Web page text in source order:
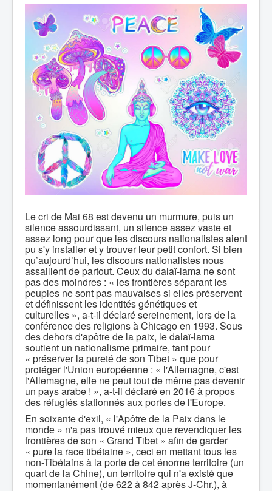
Le cri de Mai 68 est devenu un murmure, puis un
silence assourdissant, un silence assez vaste et
assez long pour que les discours nationalistes aient
pu s'y installer et y trouver leur petit confort. Si bien
qu’aujourd’hui, les discours nationalistes nous
assaillent de partout. Ceux du dalaï-lama ne sont
pas des moindres : « les frontières séparant les
peuples ne sont pas mauvaises si elles préservent
et définissent les identités génétiques et
culturelles », a-t-il déclaré sereinement, lors de la
conférence des religions à Chicago en 1993. Sous
des dehors d'apôtre de la paix, le dalaï-lama
soutient un nationalisme primaire, tant pour
« préserver la pureté de son Tibet » que pour
protéger l'Union européenne : « l'Allemagne, c'est
l'Allemagne, elle ne peut tout de même pas devenir
un pays arabe ! », a-t-il déclaré en 2016 à propos
des réfugiés stationnés aux portes de l'Europe.
En soixante d'exil, « l'Apôtre de la Paix dans le
monde » n'a pas trouvé mieux que revendiquer les
frontières de son « Grand Tibet » afin de garder
« pure la race tibétaine », ceci en mettant tous les
non-Tibétains à la porte de cet énorme territoire (un
quart de la Chine), un territoire qui n'a existé que
momentanément (de 622 à 842 après J-Chr.), à